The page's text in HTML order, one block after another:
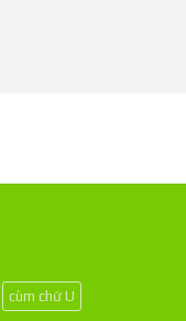
cùm chữ U